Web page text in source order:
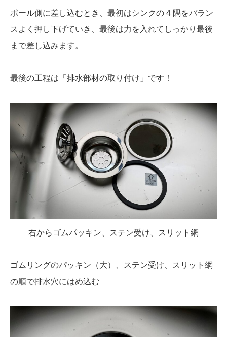
ポール側に差し込むとき、最初はシンクの 4 隅をバラン
スよく押し下げていき、最後は力を入れてしっかり最後
まで差し込みます。
最後の工程は「排水部材の取り付け」です！
右からゴムパッキン、ステン受け、スリット網
ゴムリングのパッキン（大）、ステン受け、スリット網
の順で排水穴にはめ込む